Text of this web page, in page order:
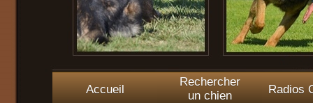
Accueil
Rechercher
un chien
Radios